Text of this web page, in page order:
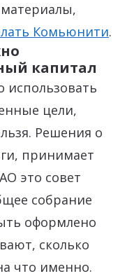
Комьюнити.
капитал
использовать
цели,
Решения о
принимает
это совет
собрание
оформлено
сколько
что именно.